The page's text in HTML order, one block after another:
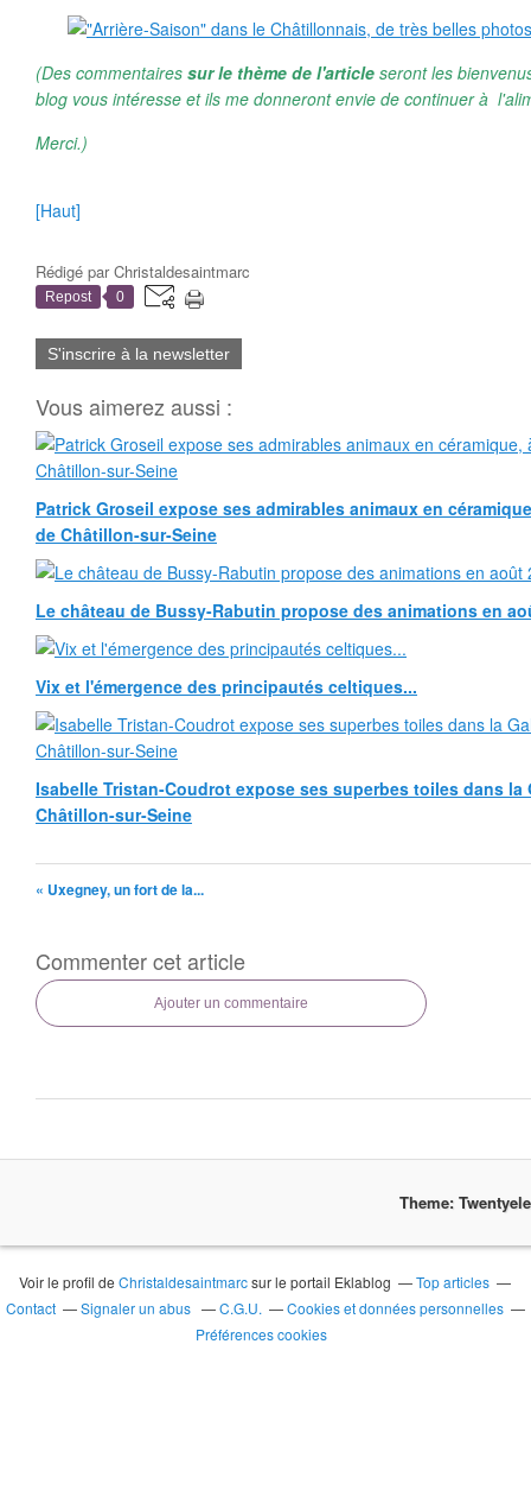
(Des commentaires sur le thème de l'article seront les
blog vous intéresse et ils me donneront envie de continuer à
Merci.)
[Haut]
Rédigé parChristaldesaintmarc
Repost 0
S'inscrire à la newsletter
Vous aimerez aussi :
Patrick Groseil expose ses admirables animaux en
de Châtillon-sur-Seine
Le château de Bussy-Rabutin propose des animations en
Vix et l'émergence des principautés celtiques...
Isabelle Tristan-Coudrot expose ses superbes toiles dans la
Châtillon-sur-Seine
« Uxegney, un fort de la...
Commenter cet article
Ajouter un commentaire
Theme:
Voir le profil deChristaldesaintmarcsur le portail Eklablog
Top articles
Contact
Signaler un abus C.G.U.
Cookies et données personnelles
Préférences cookies